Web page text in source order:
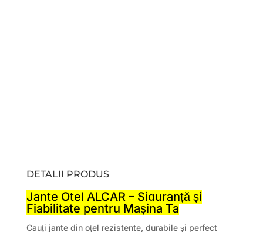
DETALII PRODUS
Jante Otel ALCAR – Siguranță și
Fiabilitate pentru Mașina Ta
Cauți jante din oțel rezistente, durabile și perfect